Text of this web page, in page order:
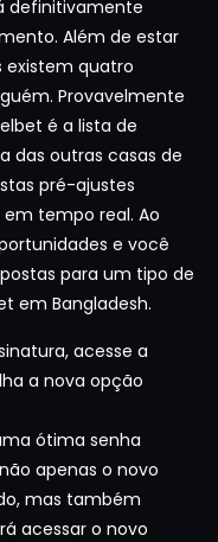
definitivamente
Além de estar
existem quatro
Provavelmente
é a lista de
das outras casas de
pré-ajustes
tempo real. Ao
e você
para um tipo de
em Bangladesh.
acesse a
a nova opção
ótima senha
apenas o novo
mas também
acessar o novo